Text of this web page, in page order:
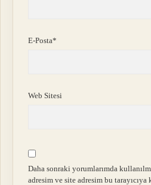
E-Posta*
Web Sitesi
Daha sonraki yorumlarımda
adresim ve site adresim bu tarayıcıya